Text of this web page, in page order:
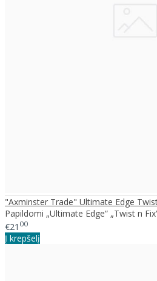
"Axminster Trade" Ultimate Edge
Papildomi „Ultimate Edge“ „Twist n
€21 00
Į krepšelį